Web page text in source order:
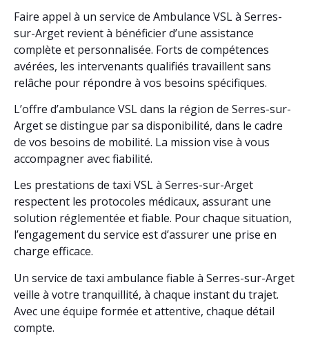
Faire appel à un service de Ambulance VSL à Serres-
sur-Arget revient à bénéficier d’une assistance
complète et personnalisée. Forts de compétences
avérées, les intervenants qualifiés travaillent sans
relâche pour répondre à vos besoins spécifiques.
L’offre d’ambulance VSL dans la région de Serres-sur-
Arget se distingue par sa disponibilité, dans le cadre
de vos besoins de mobilité. La mission vise à vous
accompagner avec fiabilité.
Les prestations de taxi VSL à Serres-sur-Arget
respectent les protocoles médicaux, assurant une
solution réglementée et fiable. Pour chaque situation,
l’engagement du service est d’assurer une prise en
charge efficace.
Un service de taxi ambulance fiable à Serres-sur-Arget
veille à votre tranquillité, à chaque instant du trajet.
Avec une équipe formée et attentive, chaque détail
compte.